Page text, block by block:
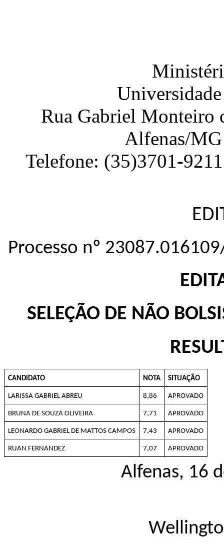
Rua Gabriel Monteiro
Alfenas/MG
Telefone: (35)3701-9211
Processo nº
SELEÇÃO DE NÃO
CANDIDATO NOTA SITUAÇÃO
LARISSA GABRIEL ABREU 8,86 APROVADO
BRUNA DE SOUZA OLIVEIRA 7,71 APROVADO
LEONARDO GABRIEL DE MATTOS CAMPOS 7,43 APROVADO
RUAN FERNANDEZ 7,07 APROVADO
Alfenas, 16